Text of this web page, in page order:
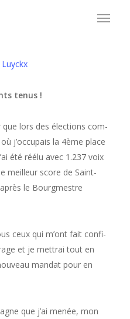
tenus !
que lors des élec­tions com­
j’occupais la 4ème place
été réélu avec 1.237 voix
meilleur score de Saint-
le Bourgmestre
ceux qui m’ont fait con­fi­
et je met­trai tout en
man­dat pour en
que j’ai menée, mon